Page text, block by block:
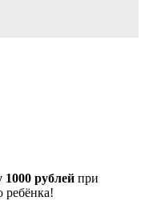
1000 рублей при
ребёнка!